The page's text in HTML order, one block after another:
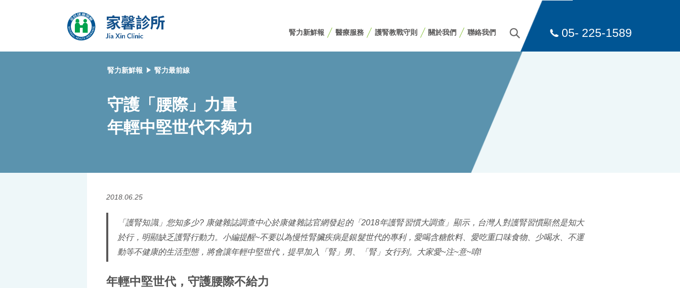
腎力新鮮報 醫療服務 護腎教戰守則 關於我們 聯絡我們 05- 225-1589
腎力新鮮報 腎力最前線
守護「腰際」力量
年輕中堅世代不夠力
2018.06.25
「護腎知識」您知多少? 康健雜誌調查中心於康健雜誌官網發起的「2018年護腎習慣大調查」顯示，台灣人對護腎習慣顯然是知大
於行，明顯缺乏護腎行動力。小編提醒~不要以為慢性腎臟疾病是銀髮世代的專利，愛喝含糖飲料、愛吃重口味食物、少喝水、不運
動等不健康的生活型態，將會讓年輕中堅世代，提早加入「腎」男、「腎」女行列。大家愛~注~意~唷!
年輕中堅世代，守護腰際不給力